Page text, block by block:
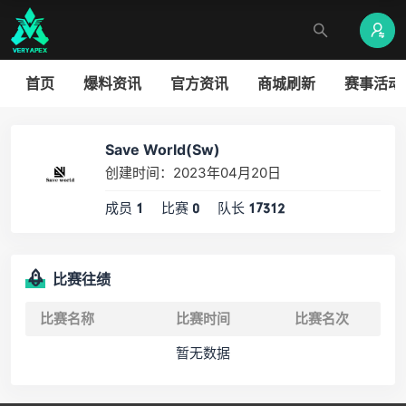
首页 爆料资讯 官方资讯 商城刷新 赛事活动
Save World(Sw)
创建时间：2023年04月20日
成员 1 比赛 0 队长 17312
比赛往绩
比赛名称 比赛时间
比赛名次
暂无数据